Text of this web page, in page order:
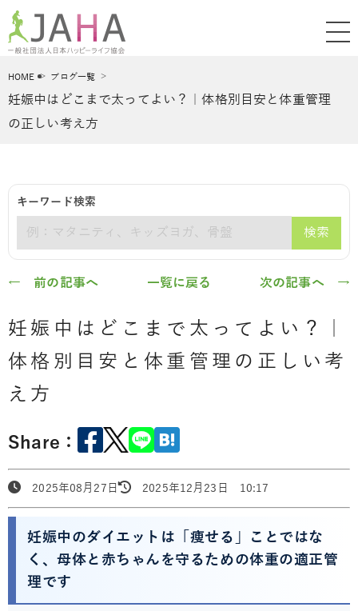
HOME ブログ一覧
妊娠中はどこまで太ってよい？｜体格別目安と体重管理
の正しい考え方
キーワード検索
検索
← 前の記事へ 一覧に戻る 次の記事へ →
妊娠中はどこまで太ってよい？｜
体格別目安と体重管理の正しい考
え方
Share：
2025年08月27日 2025年12月23日 10:17
妊娠中のダイエットは「痩せる」ことではな
く、母体と赤ちゃんを守るための体重の適正管
理です